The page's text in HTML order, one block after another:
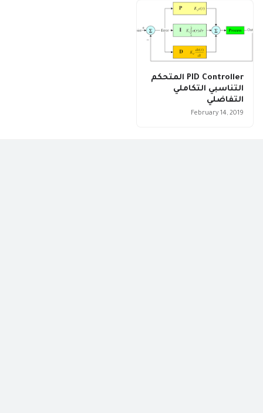
PID Controller المتحكم
التناسبي التكاملي
التفاضلي
February 14, 2019